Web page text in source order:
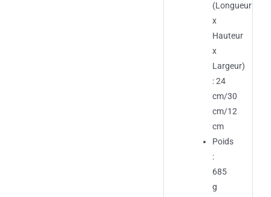
(Longueur
x
Hauteur
x
Largeur)
: 24
cm/30
cm/12
cm
Poids
:
685
g